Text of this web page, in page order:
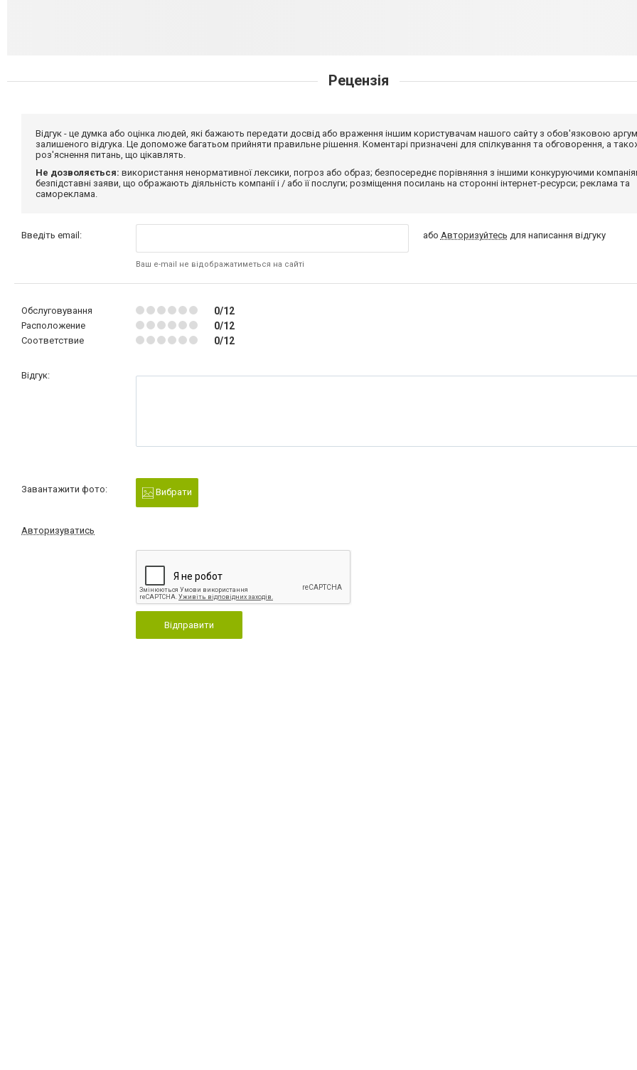
Рецензія
Відгук - це думка або оцінка людей, які бажають передати досвід або враження іншим користувачам нашого сайту з обов'язковою
залишеного відгука. Це допоможе багатьом прийняти правильне рішення. Коментарі призначені для спілкування та обговорення, а
роз'яснення питань, що цікавлять.
Не дозволяється: використання ненормативної лексики, погроз або образ; безпосереднє порівняння з іншими конкуруючими
безпідставні заяви, що ображають діяльність компанії і / або її послуги; розміщення посилань на сторонні інтернет-ресурси; реклама та
самореклама.
Введіть email:
Ваш e-mail не відображатиметься на сайті
або Авторизуйтесь для написання відгуку
Обслуговування 0/12
Расположение 0/12
Соответствие 0/12
Відгук:
Завантажити фото: Вибрати
Авторизуватись
Відправити